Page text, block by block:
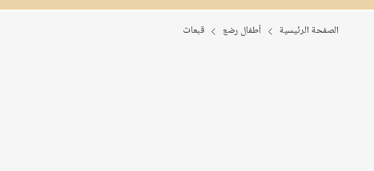
الصفحة الرئيسية أطفال رضع قبعات